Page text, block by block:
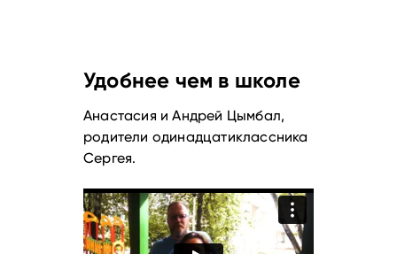
Удобнее чем в школе
Анастасия и Андрей Цымбал,
родители одинадцатиклассника
Сергея.